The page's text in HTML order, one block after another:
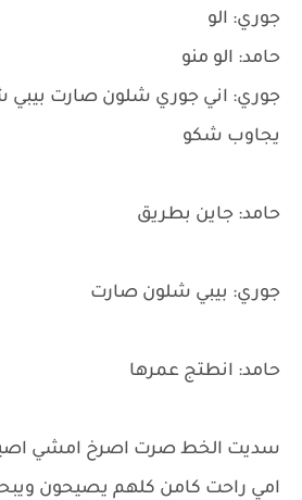
جوري: الو
حامد: الو منو
جوري: اني جوري شلون صارت بيبي
يجاوب شكو
حامد: جاين بطريق
جوري: بيبي شلون صارت
حامد: انطتج عمرها
سديت الخط صرت اصرخ امشي
امي راحت كامن كلهم يصيحون